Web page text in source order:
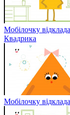
Мобілочку
Квадрика
Мобілочку